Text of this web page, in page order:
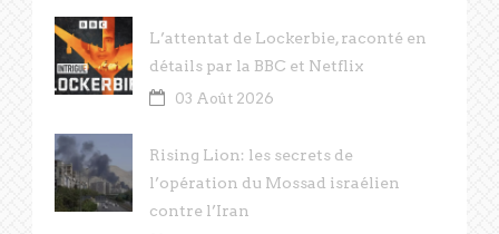
L’attentat de Lockerbie, raconté en
détails par la BBC et Netflix
03 Août 2026
Rising Lion: les secrets de
l’opération du Mossad israélien
contre l’Iran